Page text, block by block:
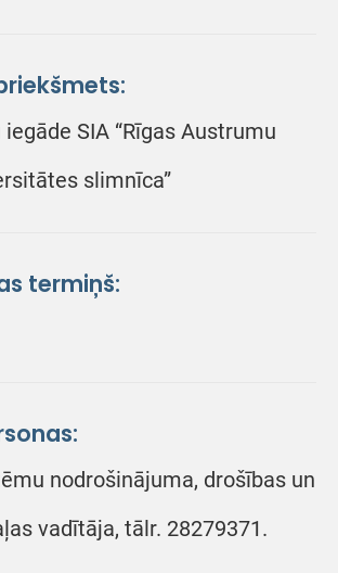
SIA “Rīgas Austrumu
slimnīca”
termiņš:
nodrošinājuma, drošības un
vadītāja, tālr. 28279371.